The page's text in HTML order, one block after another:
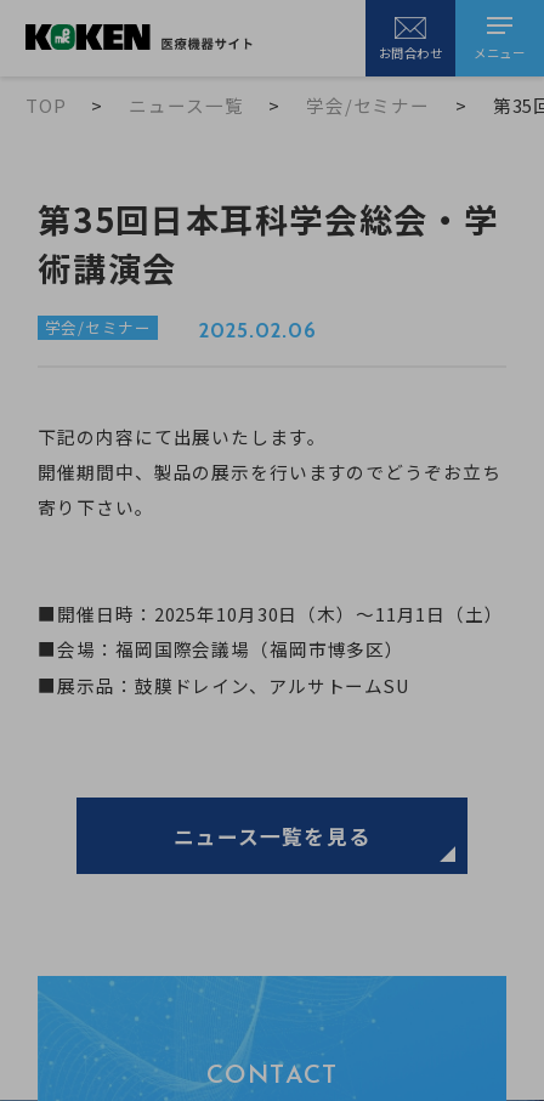
お問合わせ メニュー
TOP ニュース一覧 学会/セミナー 第35
第35回日本耳科学会総会・学
術講演会
学会/セミナー 2025.02.06
下記の内容にて出展いたします。
開催期間中、製品の展示を行いますのでどうぞお立ち
寄り下さい。
■開催日時：2025年10月30日（木）～11月1日（土）
■会場：福岡国際会議場（福岡市博多区）
■展示品：鼓膜ドレイン、アルサトームSU
ニュース一覧を見る
CONTACT